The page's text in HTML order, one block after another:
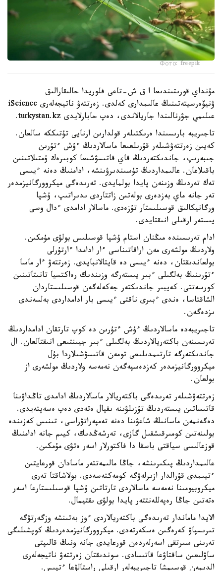
Фото: freepik
مۇنداي قورىتىندىعا ا ق ش-تاعى فلوريدا حالىقارالىق
ۋنيۆەرسيتەتىنىڭ عالىمدارى كەلدى. زەرتتەۋ ناتيجەلەرى iScience
عىلىمي جۋرنالىندا جاريالاندى، دەپ حابارلايدى turkystan.kz.
تاجىريبە بارىسىندا ەرىكتىلەر قولدارىن ارنايى تۇتىككە سالعان.
كەيىن زەرتتەۋشىلەر قۇرىلعىعا ماسالاردىڭ ءۇش ءتۇرىن
جىبەرىپ، جاندىكتەردىڭ قاي قاتىسۋشىعا كوبىرەك ۇمتىلاتىنىن
باقىلاعان. عالىمداردىڭ تۇسىندىرۋىنشە، ادامنىڭ دەنە ءيىسى
تەك تەردىڭ وزىنەن پايدا بولمايدى. تەرىدەگى ميكروورگانيزمدەر
تەر جانە ماي بەزدەرى بولەتىن زاتتاردى ىدىراتىپ، ۇشپا
ورگانيكالىق قوسىلىستار تۇزەدى. ماسالار ادامدى ءدال وسى
يىستەر ارقىلى انىقتايدى.
ادام تەرىسىندە مىڭنان استام ۇشپا قوسىلىس بولۋى مۇمكىن.
ولاردىڭ مولشەرى مەن اراقاتىناسى ءار ادامدا ءارتۇرلى
بولعاندىقتان، دەنە ءيىسى دە قايتالانبايدى. زەرتتەۋ ءار ماسا
ءتۇرىنىڭ بەلگىلى ءبىر يىستەرگە وزىندىك رەاكتسيا تانىتاتىنىن
كورسەتتى. كەيبىر جاندىكتەر جەكەلەگەن قوسىلىستاردان
الشاقتاسا، ەندى ءبىرى ناقتى ءيىسى بار ادامداردى بەلسەندى
ىزدەگەن.
تاجىريبەدە ماسالاردىڭ ءۇش ءتۇرىن دە كوپ تارتقان ادامداردىڭ
تەرىسىنەن باكتەريالاردىڭ بەلگىلى ءبىر جيىنتىعى انىقتالعان. ال
جاندىكتەرگە تارتىمدىلىعى تومەن قاتىسۋشىلاردا بۇل
ميكروورگانيزمدەر كەزدەسپەگەن نەمەسە ولاردىڭ مولشەرى از
بولعان.
زەرتتەۋشىلەر تەرىدەگى باكتەريالار ماسالاردىڭ ادامدى تاڭداۋىنا
قاتىساتىن يىستەردىڭ تۇزىلۋىنە ىقپال ەتەدى دەپ ەسەپتەيدى.
دەگەنمەن ماسانىڭ شاعۋىنا دەنە تەمپەراتۋراسى، تىنىس كەزىندە
بولىنەتىن كومىرقىشقىل گازى، تەرشەڭدىك، كيىم جانە ادامنىڭ
قوزعالىسى سياقتى باسقا دا فاكتورلار اسەر ەتۋى مۇمكىن.
عالىمداردىڭ پىكىرىنشە، جاڭا مالىمەتتەر ماسادان قورعايتىن
ءتيىمدى قۇرالدار ازىرلەۋگە كومەكتەسەدى. بولاشاقتا تەرى
ميكروبيومىنا نەمەسە ماسالاردى تارتاتىن ۇشپا قوسىلىستارعا اسەر
ەتەتىن جاڭا رەپەللەنتتەر پايدا بولۋى ىقتيمال.
الايدا ماماندار تەرىدەگى باكتەريالاردى ءوز بەتىنشە وزگەرتۋگە
تىرىسپاۋ كەرەگىن ەسكەرتەدى. ميكروورگانيزمدەردىڭ كوپشىلىگى
تەرىنى سىرتقى اسەرلەردەن قورعايدى جانە ونىڭ قالىپتى
ساۋلىعىن ساقتاۋعا قاتىسادى. سوندىقتان زەرتتەۋ ناتيجەلەرى